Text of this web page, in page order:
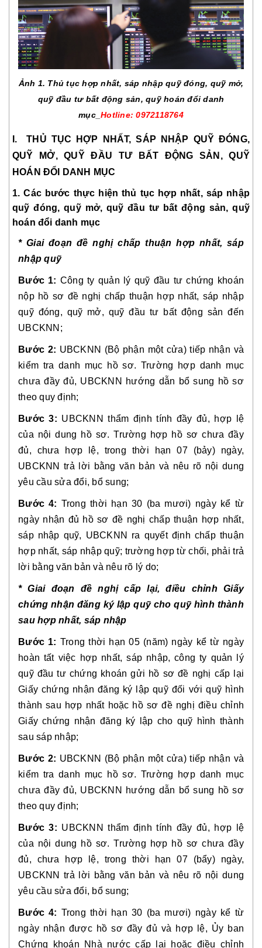
Ảnh 1. Thủ tục hợp nhất, sáp nhập quỹ đóng, quỹ mở,
quỹ đầu tư bất động sản, quỹ hoán đổi danh
mục_Hotline: 0972118764
I. THỦ TỤC HỢP NHẤT, SÁP NHẬP QUỸ ĐÓNG,
QUỸ MỞ, QUỸ ĐẦU TƯ BẤT ĐỘNG SẢN, QUỸ
HOÁN ĐỔI DANH MỤC
1. Các bước thực hiện thủ tục hợp nhất, sáp nhập
quỹ đóng, quỹ mở, quỹ đầu tư bất động sản, quỹ
hoán đổi danh mục
* Giai đoạn đề nghị chấp thuận hợp nhất, sáp
nhập quỹ
Bước 1: Công ty quản lý quỹ đầu tư chứng khoán
nộp hồ sơ đề nghị chấp thuận hợp nhất, sáp nhập
quỹ đóng, quỹ mở, quỹ đầu tư bất động sản đến
UBCKNN;
Bước 2: UBCKNN (Bộ phận một cửa) tiếp nhận và
kiểm tra danh mục hồ sơ. Trường hợp danh mục
chưa đầy đủ, UBCKNN hướng dẫn bổ sung hồ sơ
theo quy định;
Bước 3: UBCKNN thẩm định tính đầy đủ, hợp lệ
của nội dung hồ sơ. Trường hợp hồ sơ chưa đầy
đủ, chưa hợp lệ, trong thời hạn 07 (bảy) ngày,
UBCKNN trả lời bằng văn bản và nêu rõ nội dung
yêu cầu sửa đổi, bổ sung;
Bước 4: Trong thời hạn 30 (ba mươi) ngày kể từ
ngày nhận đủ hồ sơ đề nghị chấp thuận hợp nhất,
sáp nhập quỹ, UBCKNN ra quyết định chấp thuận
hợp nhất, sáp nhập quỹ; trường hợp từ chối, phải trả
lời bằng văn bản và nêu rõ lý do;
* Giai đoạn đề nghị cấp lại, điều chỉnh Giấy
chứng nhận đăng ký lập quỹ cho quỹ hình thành
sau hợp nhất, sáp nhập
Bước 1: Trong thời hạn 05 (năm) ngày kể từ ngày
hoàn tất việc hợp nhất, sáp nhập, công ty quản lý
quỹ đầu tư chứng khoán gửi hồ sơ đề nghị cấp lại
Giấy chứng nhận đăng ký lập quỹ đối với quỹ hình
thành sau hợp nhất hoặc hồ sơ đề nghị điều chỉnh
Giấy chứng nhận đăng ký lập cho quỹ hình thành
sau sáp nhập;
Bước 2: UBCKNN (Bộ phận một cửa) tiếp nhận và
kiểm tra danh mục hồ sơ. Trường hợp danh mục
chưa đầy đủ, UBCKNN hướng dẫn bổ sung hồ sơ
theo quy định;
Bước 3: UBCKNN thẩm định tính đầy đủ, hợp lệ
của nội dung hồ sơ. Trường hợp hồ sơ chưa đầy
đủ, chưa hợp lệ, trong thời hạn 07 (bẩy) ngày,
UBCKNN trả lời bằng văn bản và nêu rõ nội dung
yêu cầu sửa đổi, bổ sung;
Bước 4: Trong thời hạn 30 (ba mươi) ngày kể từ
ngày nhận được hồ sơ đầy đủ và hợp lệ, Ủy ban
Chứng khoán Nhà nước cấp lại hoặc điều chỉnh